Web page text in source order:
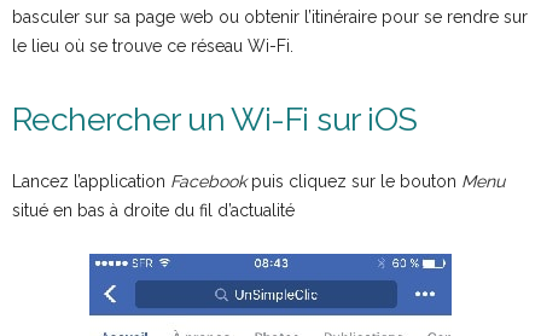
basculer sur sa page web ou obtenir l’itinéraire pour se rendre sur
le lieu où se trouve ce réseau Wi-Fi.
Rechercher un Wi-Fi sur iOS
Lancez l’application Facebookpuis cliquez sur le bouton Menu
situé en bas à droite du fil d’actualité